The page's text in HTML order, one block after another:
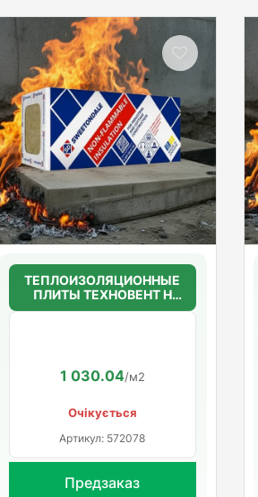
ТЕПЛОИЗОЛЯЦИОННЫЕ
ПЛИТЫ ТЕХНОВЕНТ Н
50мм.(36г/м3)
1 030.04/м2
Очікується
Артикул: 572078
Предзаказ